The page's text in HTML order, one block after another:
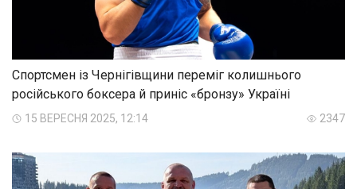
Спортсмен із Чернігівщини переміг колишнього
російського боксера й приніс «бронзу» Україні
15 ВЕРЕСНЯ 2025, 12:14 2347